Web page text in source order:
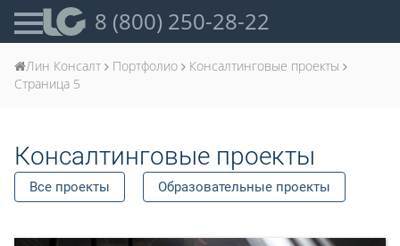
8 (800) 250-28-22
Лин Консалт Портфолио
Консалтинговые проекты
Страница 5
Консалтинговые проекты
Все проекты Образовательные проекты